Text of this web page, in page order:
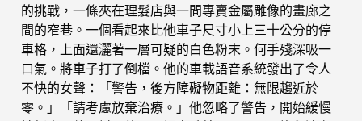
的挑戰，一條夾在理髮店與一間專賣金屬雕像的畫廊之
間的窄巷。一個看起來比他車子尺寸小上三十公分的停
車格，上面還灑著一層可疑的白色粉末。何手殘深吸一
口氣。將車子打了倒檔。他的車載語音系統發出了令人
不快的女聲：「警告，後方障礙物距離：無限趨近於
零。」「請考慮放棄治療。」他忽略了警告，開始緩慢